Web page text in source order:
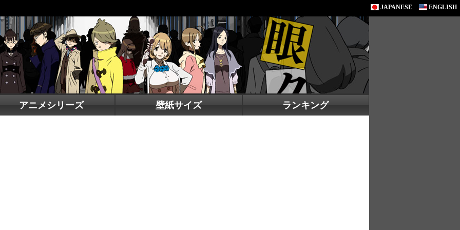
JAPANESE ENGLISH
アニメシリーズ 壁紙サイズ ランキング